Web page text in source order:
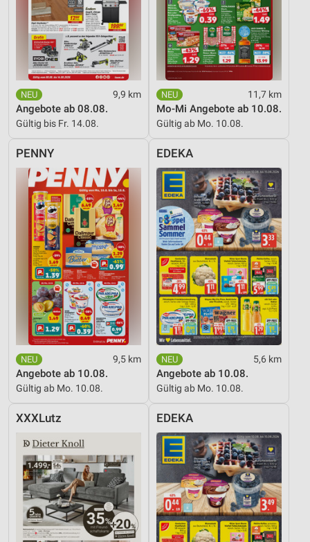
9,9 km
Angebote ab 08.08.
Gültig bis Fr. 14.08.
11,7 km
Mo-Mi Angebote ab 10.08.
Gültig ab Mo. 10.08.
PENNY
9,5 km
Angebote ab 10.08.
Gültig ab Mo. 10.08.
EDEKA
5,6 km
Angebote ab 10.08.
Gültig ab Mo. 10.08.
XXXLutz EDEKA